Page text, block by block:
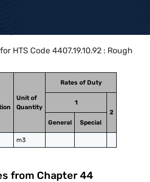
HTS Code 4407.19.10.92 : Rough
Unit of
Quantity
Rates of Duty
1
2
General
Special
m3
from Chapter 44